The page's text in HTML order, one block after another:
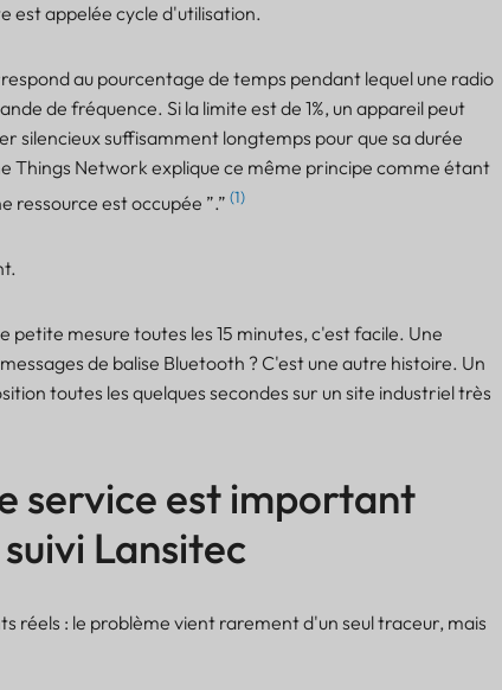
est appelée cycle d'utilisation.
au pourcentage de temps pendant lequel une radio
de fréquence. Si la limite est de 1%, un appareil peut
silencieux suffisamment longtemps pour que sa durée
Things Network explique ce même principe comme étant
ressource est occupée ”.” (1)
mesure toutes les 15 minutes, c'est facile. Une
de balise Bluetooth ? C'est une autre histoire. Un
toutes les quelques secondes sur un site industriel très
service est important
Lansitec
réels : le problème vient rarement d'un seul traceur, mais